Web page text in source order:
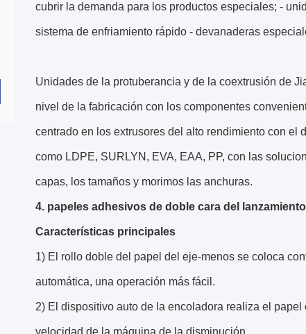
cubrir la demanda para los productos especiales; -
sistema de enfriamiento rápido - devanaderas
Unidades de la protuberancia y de la coextrusión de
nivel de la fabricación con los componentes
centrado en los extrusores del alto rendimiento con
como LDPE, SURLYN, EVA, EAA, PP, con las
capas, los tamaños y morimos las anchuras.
4. papeles adhesivos de doble cara del lanzamiento
Características principales
1) El rollo doble del papel del eje-menos se coloca
automática, una operación más fácil.
2) El dispositivo auto de la encoladora realiza el
velocidad de la máquina de la disminución